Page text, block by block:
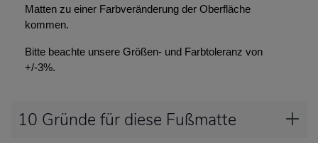
Matten zu einer Farbveränderung der Oberfläche
kommen.
Bitte beachte unsere Größen- und Farbtoleranz von
+/-3%.
10 Gründe für diese Fußmatte